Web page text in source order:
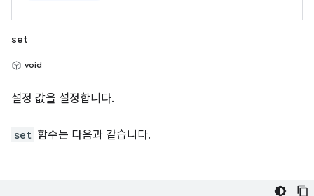
set
void
설정 값을 설정합니다.
set 함수는 다음과 같습니다.